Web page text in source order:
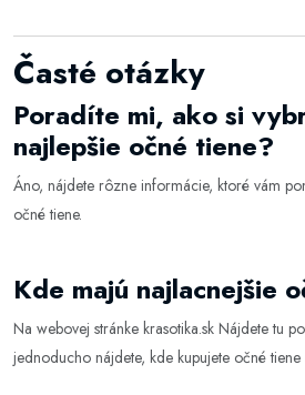
Časté otázky
Poradíte mi, ako si
najlepšie očné tiene?
Áno, nájdete rôzne informácie, ktoré vám
očné tiene.
Kde majú najlacnejšie
Na webovej stránke krasotika.sk Nájdete tu
jednoducho nájdete, kde kupujete očné tiene